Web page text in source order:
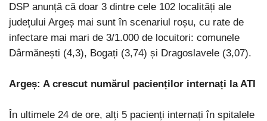
DSP anunță că doar 3 dintre cele 102 localități ale
județului Argeș mai sunt în scenariul roșu, cu rate de
infectare mai mari de 3/1.000 de locuitori: comunele
Dârmănești (4,3), Bogați (3,74) și Dragoslavele (3,07).
Argeș: A crescut numărul pacienților internați la ATI
În ultimele 24 de ore, alți 5 pacienți internați în spitalele